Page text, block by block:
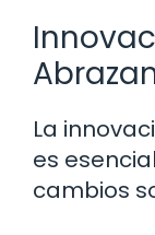
La
es
cambios